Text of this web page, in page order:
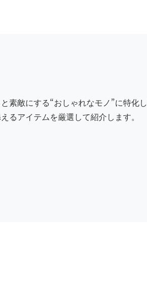
素敵にする“おしゃれなモノ”に特化
るアイテムを厳選して紹介します。